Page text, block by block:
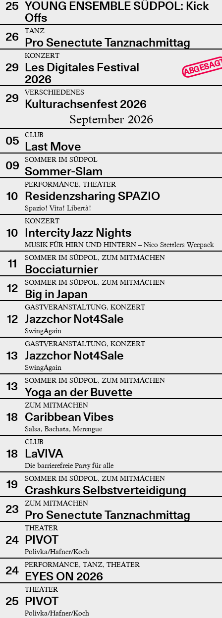
25 YOUNG ENSEMBLE SÜDPOL: Kick
Offs
26
TANZ
Pro Senectute Tanznachmittag
29
KONZERT
Les Digitales Festival
2026
29 VERSCHIEDENES
Kulturachsenfest 2026
September 2026
05 CLUB
Last Move
09
SOMMER IM SÜDPOL
Sommer-Slam
10
PERFORMANCE, THEATER
Residenzsharing SPAZIO
Spazio! Vita! Libertà!
10
KONZERT
Intercity Jazz Nights
MUSIK FÜR HIRN UND HINTERN – Nico Stettlers Weepack
11 SOMMER IM SÜDPOL, ZUM MITMACHEN
Bocciaturnier
12
SOMMER IM SÜDPOL, ZUM MITMACHEN
Big in Japan
12
GASTVERANSTALTUNG, KONZERT
Jazzchor Not4Sale
SwingAgain
13
GASTVERANSTALTUNG, KONZERT
Jazzchor Not4Sale
SwingAgain
13 SOMMER IM SÜDPOL, ZUM MITMACHEN
Yoga an der Buvette
18
ZUM MITMACHEN
Caribbean Vibes
Salsa, Bachata, Merengue
18
CLUB
LaVIVA
Die barrierefreie Party für alle
19 SOMMER IM SÜDPOL, ZUM MITMACHEN
Crashkurs Selbstverteidigung
23
ZUM MITMACHEN
Pro Senectute Tanznachmittag
24
THEATER
PIVOT
Polivka/Hafner/Koch
24 PERFORMANCE, TANZ, THEATER
EYES ON 2026
25
THEATER
PIVOT
Polivka/Hafner/Koch